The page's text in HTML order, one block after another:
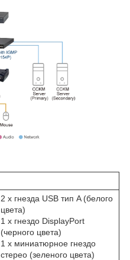
2 x гнезда USB тип A (белого
цвета)
1 x гнездо DisplayPort
(черного цвета)
1 x миниатюрное гнездо
стерео (зеленого цвета)